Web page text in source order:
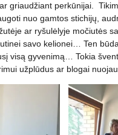
griaudžiant perkūnijai.
nuo gamtos stichijų,
ar ryšulėlyje močiutės
savo kelionei… Ten
visą gyvenimą… Tokia
užplūdus ar blogai